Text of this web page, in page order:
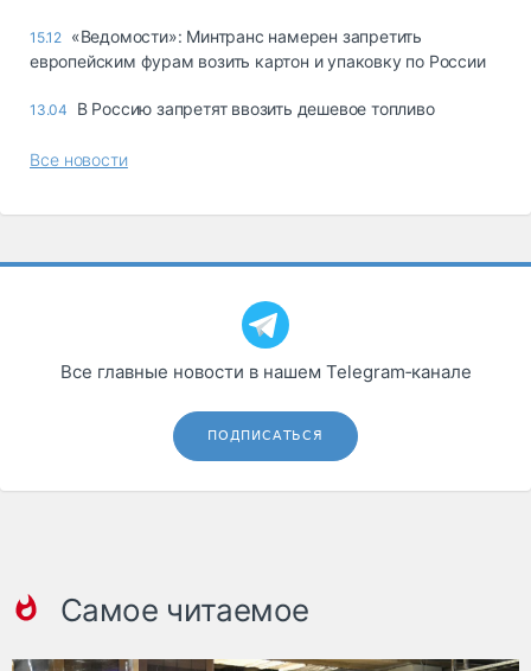
запчасти, шины
Топливо, масла и
15.12 «Ведомости»: Минтранс намерен запретить
европейским фурам возить картон и упаковку по России
13.04 В Россию запретят ввозить дешевое топливо
Все новости
Все главные новости в нашем Telegram‑канале
ПОДПИСАТЬСЯ
Самое читаемое